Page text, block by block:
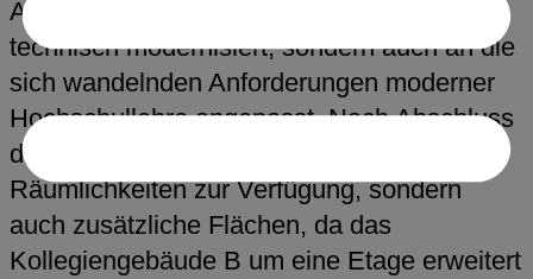
Aktuell werden die Gebäude nicht nur
technisch modernisiert, sondern auch an die
sich wandelnden Anforderungen moderner
Hochschullehre angepasst. Nach Abschluss
der Arbeiten stehen nicht nur sanierte
Räumlichkeiten zur Verfügung, sondern
auch zusätzliche Flächen, da das
Kollegiengebäude B um eine Etage erweitert